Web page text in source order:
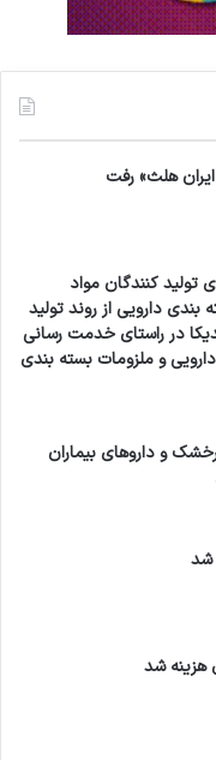
هلث» رفت
کنندگان مواد
بندی دارویی از روند تولید
در راستای خدمت رسانی
و ملزومات بسته بندی
و داروهای بیماران
شد
هزینه شد